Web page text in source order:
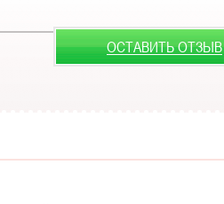
ОСТАВИТЬ ОТЗЫВ